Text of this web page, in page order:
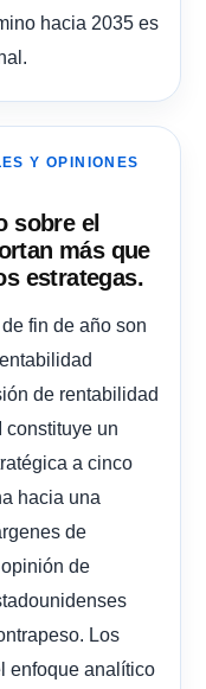
hacia 2035 es
Y OPINIONES
sobre el
más que
estrategas.
fin de año son
de rentabilidad
constituye un
a cinco
hacia una
de
de
Los
enfoque analítico